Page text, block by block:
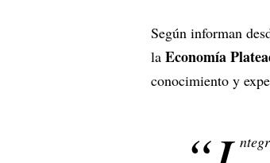
Según informan
la Economía
conocimiento y